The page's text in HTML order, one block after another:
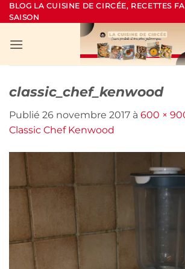
Passer
au
BLOG LA CUISINE DE CIRCÉE, RECETTES
SAISON
classic_chef_kenwood
Publié 26 novembre 2017 à 600 ×
Classic Chef Kenwood